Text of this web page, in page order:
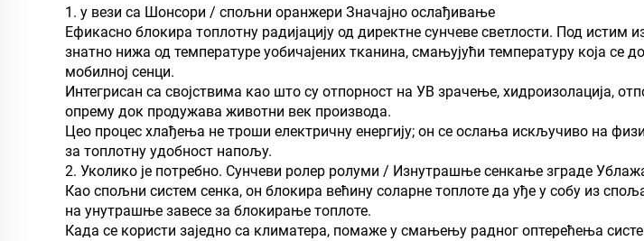
1. у вези са Шонсори / спољни оранжери Значајно ослађивање
Ефикасно блокира топлотну радијацију од директне сунчеве светлости. Под истим
знатно нижа од температуре уобичајених тканина, смањујући температуру која
мобилној сенци.
Интегрисан са својствима као што су отпорност на УВ зрачење, хидроизолација,
опрему док продужава животни век производа.
Цео процес хлађења не троши електричну енергију; он се ослања искључиво на
за топлотну удобност напољу.
2. Уколико је потребно. Сунчеви ролер ролуми / Изнутрашње сенкање зграде
Као спољни систем сенка, он блокира већину соларне топлоте да уђе у собу из
на унутрашње завесе за блокирање топлоте.
Када се користи заједно са климатера, помаже у смањењу радног оптерећења